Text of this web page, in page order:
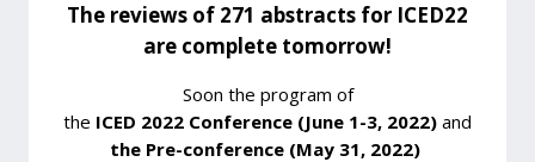
The reviews of 271 abstracts for ICED22
are complete tomorrow!
Soon the program of
the ICED 2022 Conference (June 1-3, 2022) and
the Pre-conference (May 31, 2022)